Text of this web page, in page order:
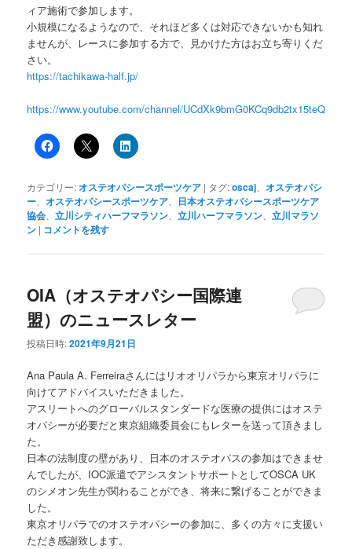
ィア施術で参加します。
小規模になるようなので、それほど多くは対応できないかも知れ
ませんが、レースに参加する方で、見かけた方はお立ち寄りくだ
さい。
https://tachikawa-half.jp/
https://www.youtube.com/channel/UCdXk9bmG0KCq9db2tx15teQ
カテゴリー:オステオパシースポーツケア | タグ:oscaj 、オステオパシ
ー 、オステオパシースポーツケア
日本オステオパシースポーツケア
協会 、立川シティハーフマラソン 、立川ハーフマラソン 、立川マラソ
ン | コメントを残す
OIA（オステオパシー国際連
盟）のニュースレター
投稿日時:2021年9月21日
Ana Paula A. Ferreiraさんにはリオオリパラから東京オリパラに
向けてアドバイスいただきました。
アスリートへのグローバルスタンダードな医療の提供にはオステ
オパシーが必要だと東京組織委員会にもレターを送って頂きまし
た。
日本の法制度の壁があり、日本のオステオパスの参加はできませ
んでしたが、IOC派遣でアシスタントサポートとしてOSCA UK
のシメオン先生が関わることができ、将来に繋げることができま
した。
東京オリパラでのオステオパシーの参加に、多くの方々に支援い
ただき感謝致します。